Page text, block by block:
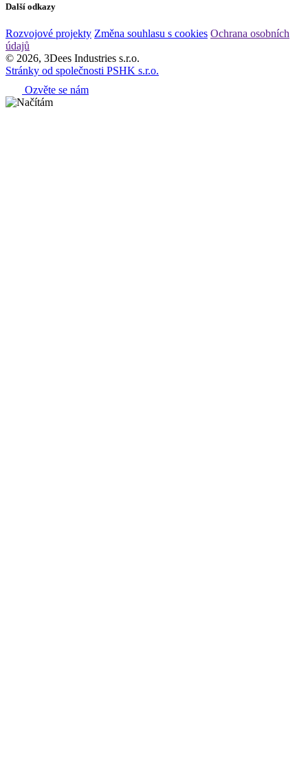
Další odkazy
Rozvojové projekty Změna souhlasu s cookies Ochrana osobních
údajů
© 2026, 3Dees Industries s.r.o.
Stránky od společnosti PSHK s.r.o.
Ozvěte se nám